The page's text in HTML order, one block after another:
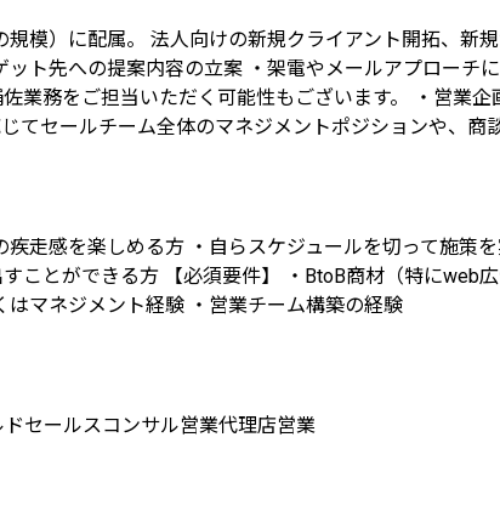
模）に配属。 法人向けの新規クライアント開拓、新
ト先への提案内容の立案 ・架電やメールアプロー
業務をご担当いただく可能性もございます。 ・営業
てセールチーム全体のマネジメントポジションや、商
疾走感を楽しめる方 ・自らスケジュールを切って施
ことができる方 【必須要件】 ・BtoB商材（特にweb
マネジメント経験 ・営業チーム構築の経験
セールス コンサル営業代理店営業